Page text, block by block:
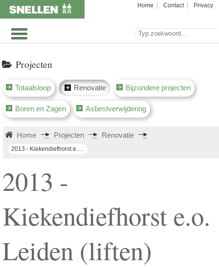
Home Contact Privacy
Projecten
Totaalsloop Renovatie Bijzondere projecten
Boren en Zagen Asbestverwijdering
Home Projecten Renovatie
2013 - Kiekendiefhorst e.o. Leiden (liften)
2013 -
Kiekendiefhorst e.o.
Leiden (liften)